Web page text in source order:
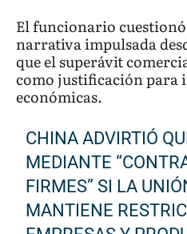
El funcionario
narrativa impulsada
que el superávit
como justificación para
económicas.
CHINA ADVIRTIÓ
MEDIANTE
FIRMES” SI LA
MANTIENE